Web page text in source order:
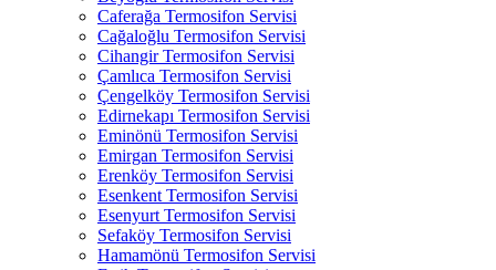
Caferağa Termosifon Servisi
Cağaloğlu Termosifon Servisi
Cihangir Termosifon Servisi
Çamlıca Termosifon Servisi
Çengelköy Termosifon Servisi
Edirnekapı Termosifon Servisi
Eminönü Termosifon Servisi
Emirgan Termosifon Servisi
Erenköy Termosifon Servisi
Esenkent Termosifon Servisi
Esenyurt Termosifon Servisi
Sefaköy Termosifon Servisi
Hamamönü Termosifon Servisi